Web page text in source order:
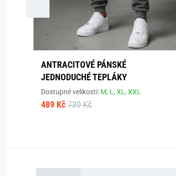
ANTRACITOVÉ PÁNSKÉ
JEDNODUCHÉ TEPLÁKY
Dostupné velikosti: M, L,XL,XXL
489 Kč 730 Kč